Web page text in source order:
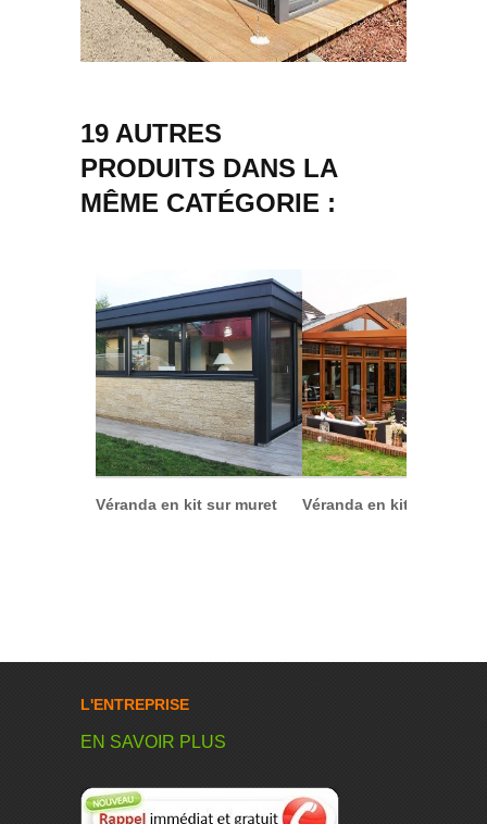
19 AUTRES
PRODUITS DANS LA
MÊME CATÉGORIE :
Véranda en kit sur muret Véranda en kit bois
L'ENTREPRISE
EN SAVOIR PLUS